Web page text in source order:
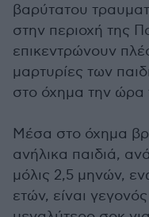
βαρύτατου
στην περιοχή της
επικεντρώνουν
μαρτυρίες των
στο όχημα την ώρα
Μέσα στο όχημα
ανήλικα παιδιά,
μόλις 2,5 μηνών,
ετών, είναι